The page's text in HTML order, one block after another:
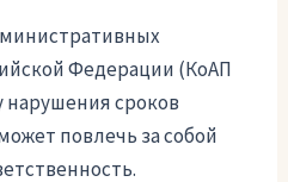
Федерации (КоАП
сроков
повлечь за собой